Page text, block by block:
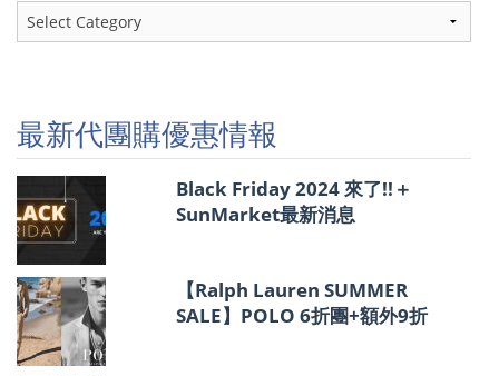
最
新
優
惠
情
報
最新代團購優惠情報
Black Friday 2024 來了!!＋
SunMarket最新消息
【Ralph Lauren SUMMER
SALE】POLO 6折團+額外9折